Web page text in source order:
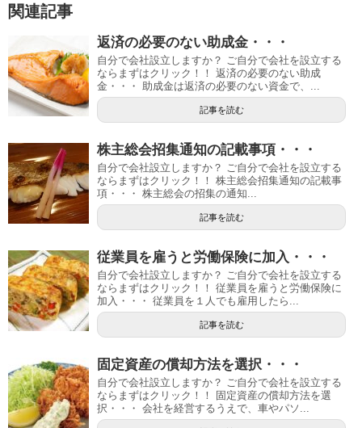
関連記事
返済の必要のない助成金・・・
自分で会社設立しますか？ ご自分で会社を設立する
ならまずはクリック！！ 返済の必要のない助成
金・・・ 助成金は返済の必要のない資金で、...
記事を読む
株主総会招集通知の記載事項・・・
自分で会社設立しますか？ ご自分で会社を設立する
ならまずはクリック！！ 株主総会招集通知の記載事
項・・・ 株主総会の招集の通知...
記事を読む
従業員を雇うと労働保険に加入・・・
自分で会社設立しますか？ ご自分で会社を設立する
ならまずはクリック！！ 従業員を雇うと労働保険に
加入・・・ 従業員を１人でも雇用したら...
記事を読む
固定資産の償却方法を選択・・・
自分で会社設立しますか？ ご自分で会社を設立する
ならまずはクリック！！ 固定資産の償却方法を選
択・・・ 会社を経営するうえで、車やパソ...